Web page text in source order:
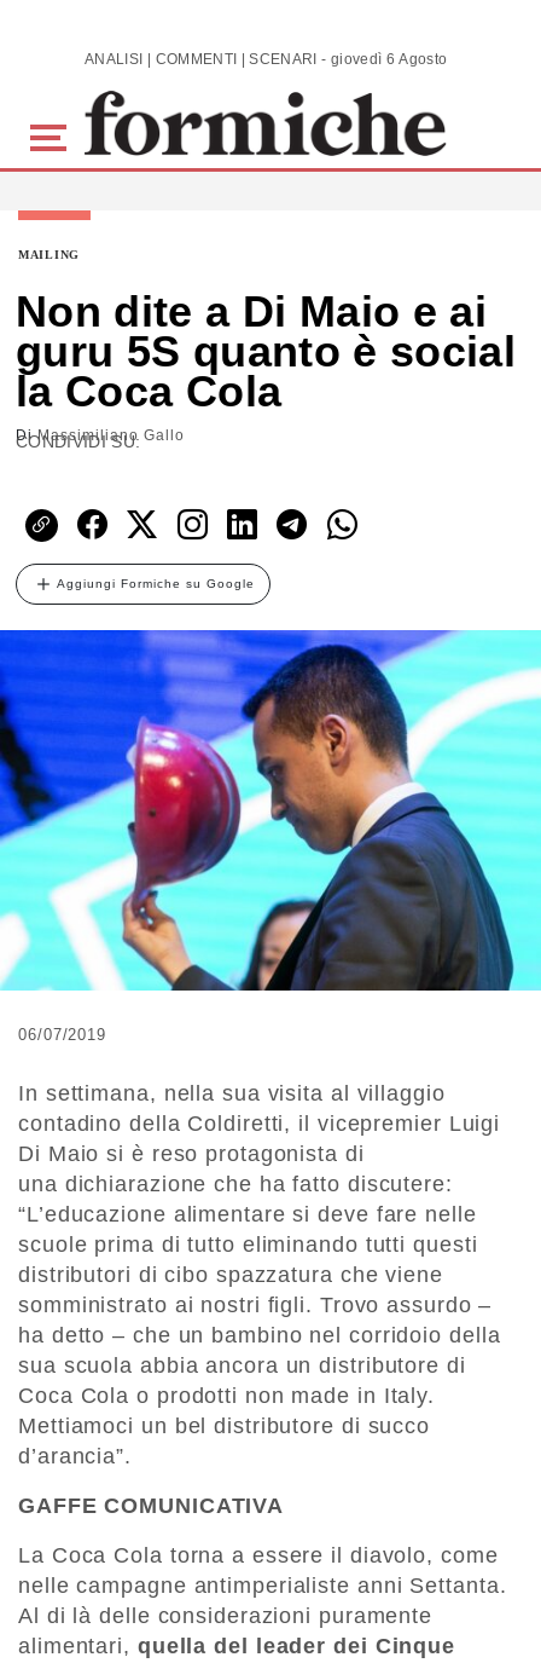
Skip to main content ANALISI | COMMENTI | SCENARI - giovedì 6 Agosto 2026
MAILING
Non dite a Di Maio e ai
guru 5S quanto è social
la Coca Cola
DiMassimiliano Gallo
CONDIVIDI SU:
Aggiungi Formiche su Google
06/07/2019
In settimana, nella sua visita al villaggio
contadino della Coldiretti, il vicepremier Luigi
Di Maio si è reso protagonista di
una dichiarazione che ha fatto discutere:
“L’educazione alimentare si deve fare nelle
scuole prima di tutto eliminando tutti questi
distributori di cibo spazzatura che viene
somministrato ai nostri figli. Trovo assurdo –
ha detto – che un bambino nel corridoio della
sua scuola abbia ancora un distributore di
Coca Cola o prodotti non made in Italy.
Mettiamoci un bel distributore di succo
d’arancia”.
GAFFE COMUNICATIVA
La Coca Cola torna a essere il diavolo, come
nelle campagne antimperialiste anni Settanta.
Al di là delle considerazioni puramente
alimentari, quella del leader dei Cinque